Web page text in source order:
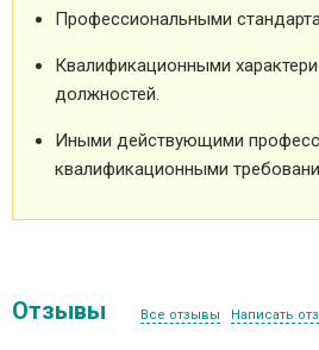
Профессиональными
Квалификационными
должностей.
Иными действующими
квалификационными
Отзывы Все отзывы Написать